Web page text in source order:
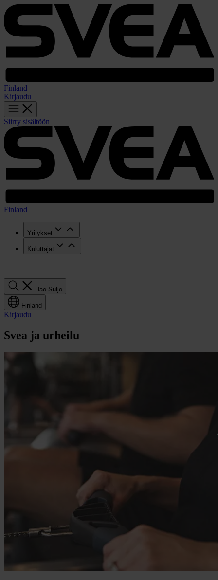
Finland
Kirjaudu
Siirry sisältöön
Finland
Yritykset
Kuluttajat
Hae Sulje
Finland
Kirjaudu
Svea ja urheilu